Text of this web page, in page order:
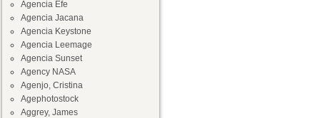
Agencia Efe
Agencia Jacana
Agencia Keystone
Agencia Leemage
Agencia Sunset
Agency NASA
Agenjo, Cristina
Agephotostock
Aggrey, James